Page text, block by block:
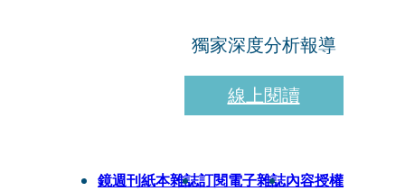
獨家深度分析報導
線上閱讀
鏡週刊紙本雜誌訂閱電子雜誌內容授權